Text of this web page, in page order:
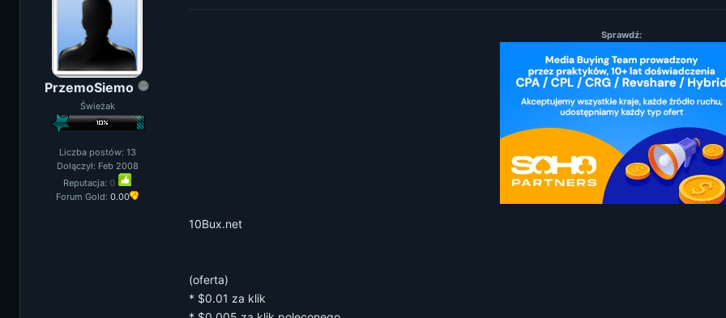
PrzemoSiemo
Świeżak
Liczba postów: 13
Dołączył: Feb 2008
Reputacja: 0
Forum Gold: 0.00
Sprawdź:
10Bux.net
(oferta)
* $0.01 za klik